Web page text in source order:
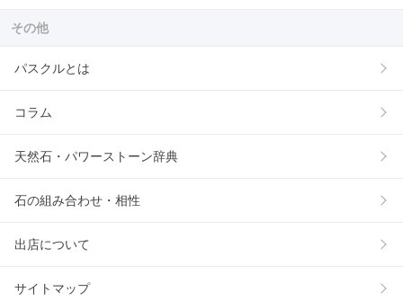
その他
パスクルとは
コラム
天然石・パワーストーン辞典
石の組み合わせ・相性
出店について
サイトマップ